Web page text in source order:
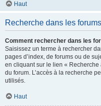
Haut
Recherche dans les forums
Comment rechercher dans les
Saisissez un terme à rechercher
pages d’index, de forums ou de
en cliquant sur le lien «
du forum. L’accès à la recherche
utilisés.
Haut